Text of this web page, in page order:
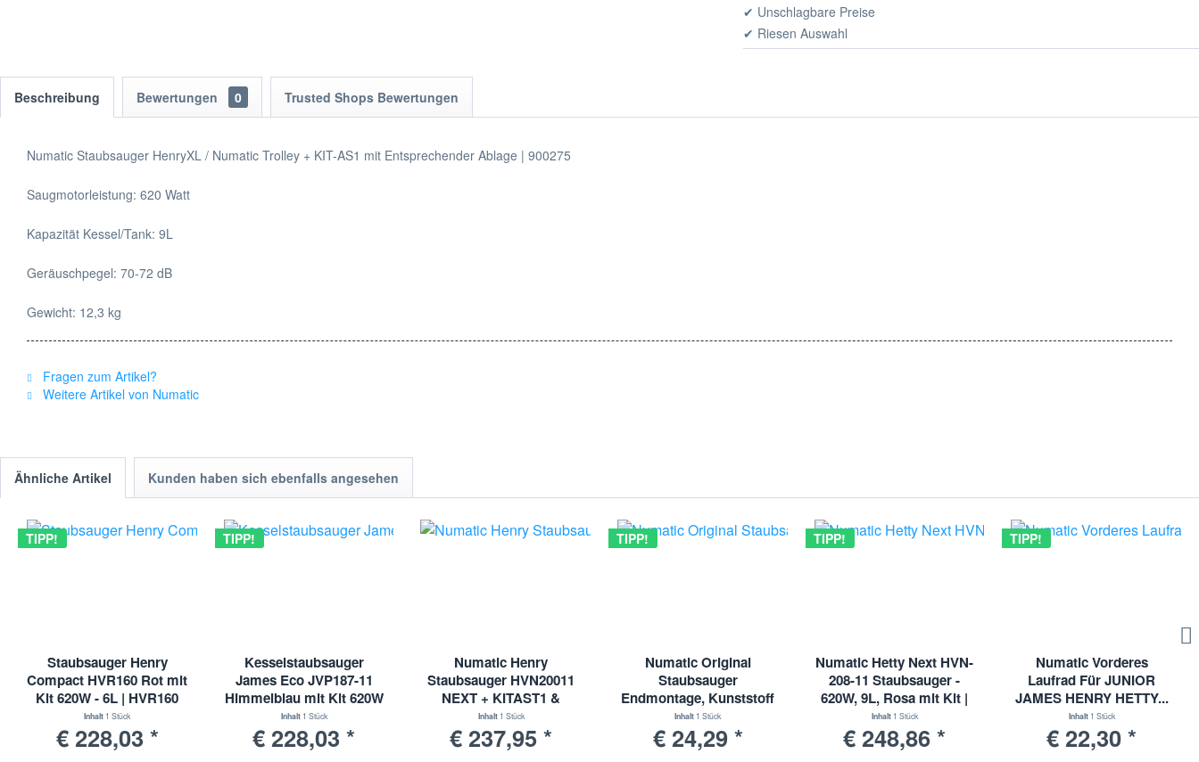
✔ Unschlagbare Preise
✔ Riesen Auswahl
Beschreibung Bewertungen 0 Trusted Shops Bewertungen
Numatic Staubsauger HenryXL / Numatic Trolley + KIT-AS1 mit Entsprechender Ablage | 900275
Saugmotorleistung: 620 Watt
Kapazität Kessel/Tank: 9L
Geräuschpegel: 70-72 dB
Gewicht: 12,3 kg
Fragen zum Artikel?
Weitere Artikel von Numatic
Ähnliche Artikel Kunden haben sich ebenfalls angesehen
TIPP!
Staubsauger Henry
Compact HVR160 Rot mit
Kit 620W - 6L | HVR160
Inhalt 1 Stück
€ 228,03 *
TIPP!
Kesselstaubsauger
James Eco JVP187-11
Himmelblau mit Kit 620W
- 8L | JVH18711
Inhalt 1 Stück
€ 228,03 *
Numatic Henry
Staubsauger HVN20011
NEXT + KITAST1 &
Freeflo Bürste, New
Parking T-O-B
Inhalt 1 Stück
€ 237,95 *
TIPP!
Numatic Original
Staubsauger
Endmontage, Kunststoff
Vakuumschlauch-
Endeinheit - 32 mm |
216295
Inhalt 1 Stück
€ 24,29 *
TIPP!
Numatic Hetty Next HVN-
208-11 Staubsauger -
620W, 9L, Rosa mit Kit |
HVN20811
Inhalt 1 Stück
€ 248,86 *
TIPP!
Numatic Vorderes
Laufrad Für JUNIOR
JAMES HENRY HETTY...
Staubsauger | 204000
Inhalt 1 Stück
€ 22,30 *